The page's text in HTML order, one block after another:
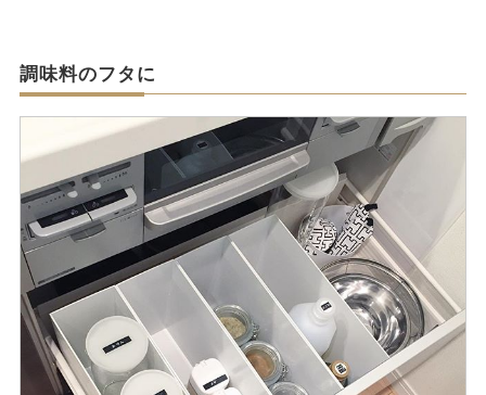
調味料のフタに